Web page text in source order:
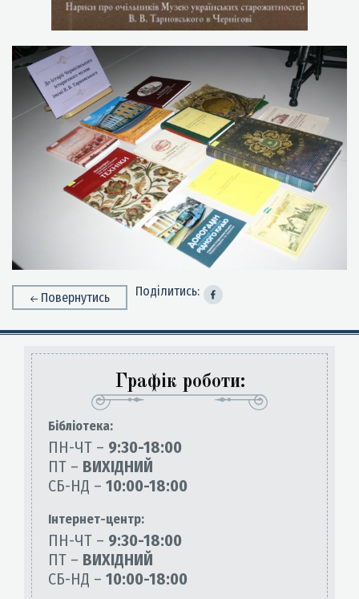
Повернутись Поділитись:
Графік роботи:
Бiблiотека:
ПН-ЧТ – 9:30-18:00
ПТ – ВИХІДНИЙ
СБ-НД – 10:00-18:00
Інтернет-центр:
ПН-ЧТ – 9:30-18:00
ПТ – ВИХІДНИЙ
СБ-НД – 10:00-18:00